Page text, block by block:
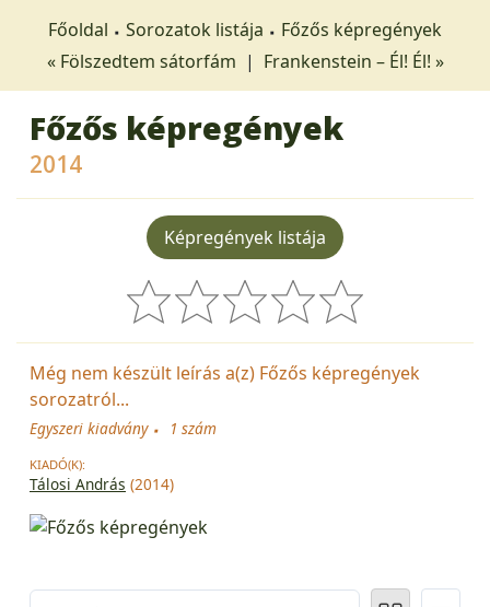
Főoldal Sorozatok listája
Főzős képregények
« Fölszedtem sátorfám | Frankenstein – Él! Él! »
Főzős képregények
2014
Képregények listája
Még nem készült leírás a(z) Főzős képregények
sorozatról...
Egyszeri kiadvány 1 szám
KIADÓ(K):
Tálosi András (2014)